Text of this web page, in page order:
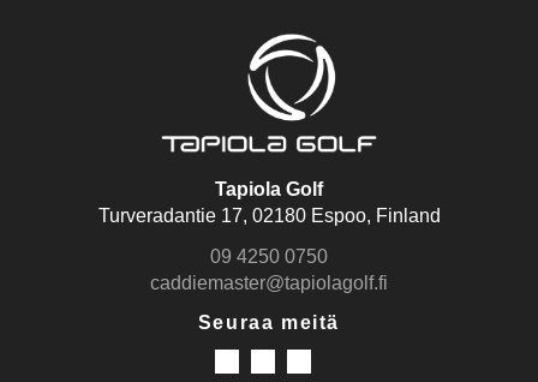
Tapiola Golf
Turveradantie 17, 02180 Espoo, Finland
09 4250 0750
caddiemaster@tapiolagolf.fi
Seuraa meitä